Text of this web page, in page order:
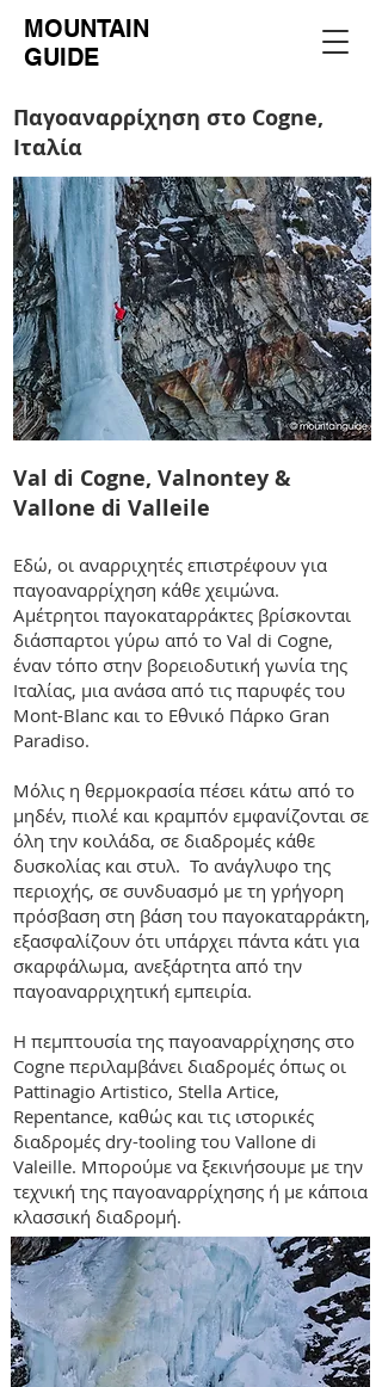
MOUNTAIN
GUIDE
Παγοαναρρίχηση στο Cogne,
Ιταλία
Val di Cogne, Valnontey &
Vallone di Valleile
Εδώ, οι αναρριχητές επιστρέφουν για
παγοαναρρίχηση κάθε χειμώνα. ​
Αμέτρητοι παγοκαταρράκτες βρίσκονται
διάσπαρτοι γύρω από το Val di Cogne,
έναν τόπο στην βορειοδυτική γωνία της
Ιταλίας, μια ανάσα από τις παρυφές του
Mont-Blanc και το Εθνικό Πάρκο Gran
Paradiso.
Μόλις η θερμοκρασία πέσει κάτω από το
μηδέν, πιολέ και κραμπόν εμφανίζονται σε
όλη την κοιλάδα, σε διαδρομές κάθε
δυσκολίας και στυλ. Το ανάγλυφο της
περιοχής, σε συνδυασμό με τη γρήγορη
πρόσβαση στη βάση του παγοκαταρράκτη,
εξασφαλίζουν ότι υπάρχει πάντα κάτι για
σκαρφάλωμα, ανεξάρτητα από την
παγοαναρριχητική εμπειρία.
Η πεμπτουσία της παγοαναρρίχησης στο
Cogne περιλαμβάνει διαδρομές όπως οι
Pattinagio Artistico, Stella Artice,
Repentance, καθώς και τις ιστορικές
διαδρομές dry-tooling του Vallone di
Valeille. Μπορούμε να ξεκινήσουμε με την
τεχνική της παγοαναρρίχησης ή με κάποια
κλασσική διαδρομή.
Τί λέτε;